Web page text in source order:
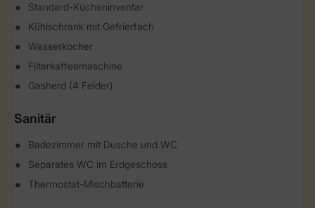
Standard-Kücheninventar
Kühlschrank mit Gefrierfach
Wasserkocher
Filterkaffeemaschine
Gasherd (4 Felder)
Sanitär
Badezimmer mit Dusche und WC
Separates WC im Erdgeschoss
Thermostat-Mischbatterie